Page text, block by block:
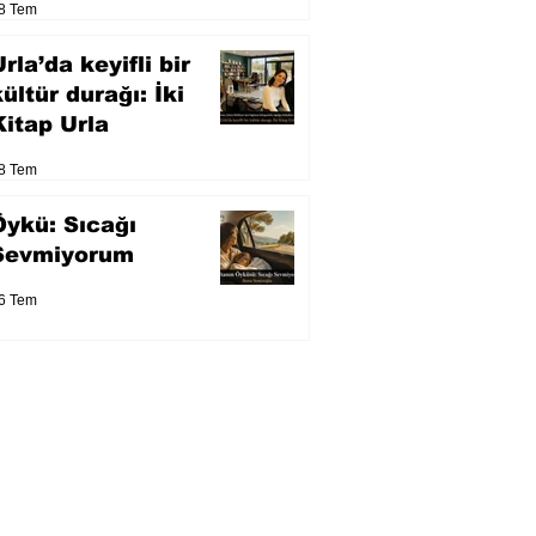
Tem
keyifli bir
durağı: İki
Urla
Tem
Sıcağı
Tem